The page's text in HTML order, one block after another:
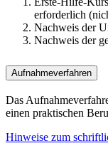
erforderlich
Nachweis der
Nachweis der
Aufnahmeverfahren
Das
einen praktischen
Hinweise zum